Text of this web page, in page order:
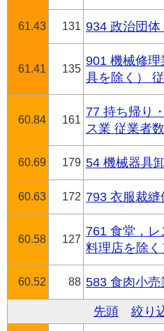
61.43 131 934 政治団体
61.41 135
901 機械修
具を除く）
60.84 161
77 持ち帰り
ス業 従業者数
60.69 179 54 機械器具
60.63 172 793 衣服裁
60.58 127
761 食堂，レ
料理店を除
60.52 88 583 食肉小売
先頭 絞り